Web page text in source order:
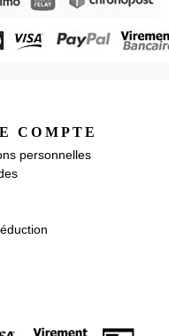
COMPTE
personnelles